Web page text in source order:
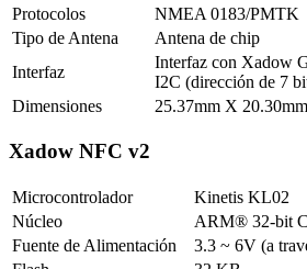
Protocolos
NMEA 0183/PMTK
Tipo de Antena
Antena de chip
Interfaz
Interfaz con Xadow
I2C (dirección de 7
Dimensiones
25.37mm X
Xadow NFC v2
Microcontrolador
Kinetis KL02
Núcleo
ARM® 32-bit
Fuente de Alimentación
3.3 ~ 6V (a